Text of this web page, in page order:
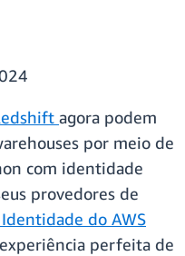
agora podem
por meio de
com identidade
provedores de
do AWS
perfeita de